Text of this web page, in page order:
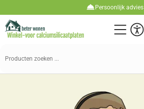
Persoonlijk advies